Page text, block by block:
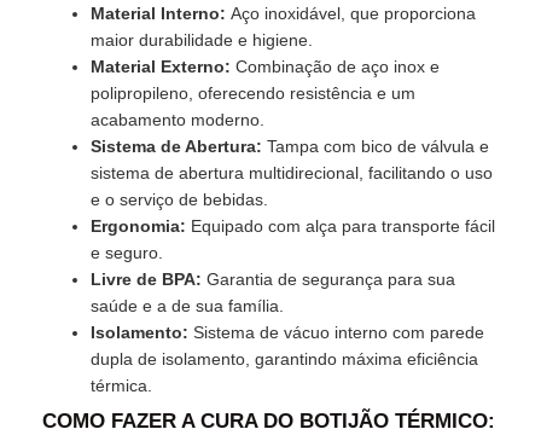
Material Interno: Aço inoxidável, que proporciona
maior durabilidade e higiene.
Material Externo: Combinação de aço inox e
polipropileno, oferecendo resistência e um
acabamento moderno.
Sistema de Abertura: Tampa com bico de válvula e
sistema de abertura multidirecional, facilitando o uso
e o serviço de bebidas.
Ergonomia: Equipado com alça para transporte fácil
e seguro.
Livre de BPA: Garantia de segurança para sua
saúde e a de sua família.
Isolamento: Sistema de vácuo interno com parede
dupla de isolamento, garantindo máxima eficiência
térmica.
COMO FAZER A CURA DO BOTIJÃO TÉRMICO: